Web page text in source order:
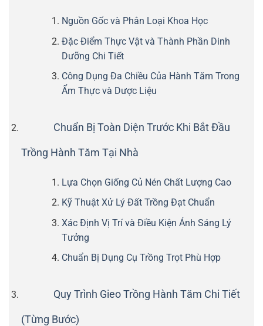
Nguồn Gốc và Phân Loại Khoa Học
Đặc Điểm Thực Vật và Thành Phần Dinh
Dưỡng Chi Tiết
Công Dụng Đa Chiều Của Hành Tăm Trong
Ẩm Thực và Dược Liệu
Chuẩn Bị Toàn Diện Trước Khi Bắt Đầu
Trồng Hành Tăm Tại Nhà
Lựa Chọn Giống Củ Nén Chất Lượng Cao
Kỹ Thuật Xử Lý Đất Trồng Đạt Chuẩn
Xác Định Vị Trí và Điều Kiện Ánh Sáng Lý
Tưởng
Chuẩn Bị Dụng Cụ Trồng Trọt Phù Hợp
Quy Trình Gieo Trồng Hành Tăm Chi Tiết
(Từng Bước)